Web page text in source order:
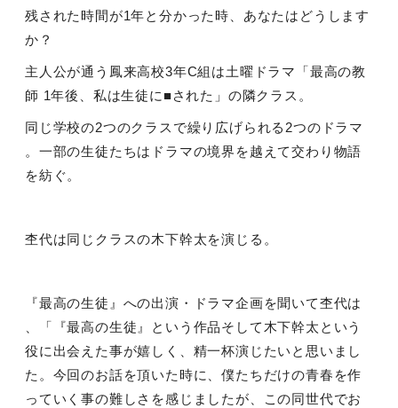
残された時間が1年と分かった時、あなたはどうします
か？
主人公が通う鳳来高校3年C組は土曜ドラマ「最高の教
師 1年後、私は生徒に ■された」の隣クラス。
同じ学校の2つのクラスで繰り広げられる 2つのドラマ
。一部の生徒たちはドラマの境界を越えて交わり物語
を紡ぐ。
杢代は同じクラスの木下幹太を演じる。
『最高の生徒』への出演・ドラマ企画を聞いて杢代は
、「『最高の生徒』という作品そして木下幹太という
役に出会えた事が嬉しく、精一杯演じたいと思いまし
た。今回のお話を頂いた時に、僕たちだけの青春を作
っていく事の難しさを感じましたが、この同世代でお